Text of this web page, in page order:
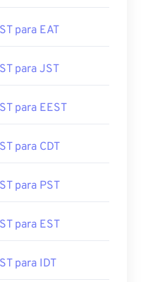
para EAT
para JST
para EEST
para CDT
para PST
para EST
para IDT